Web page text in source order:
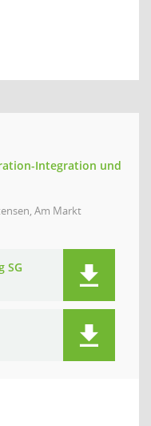
Integration und
Am Markt
SG